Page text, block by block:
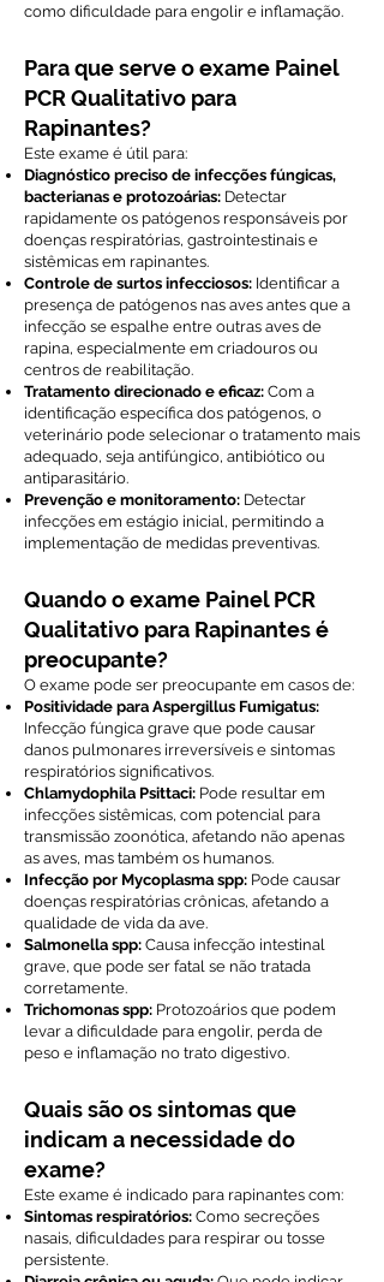
como dificuldade para engolir e inflamação.
Para que serve o exame Painel
PCR Qualitativo para
Rapinantes?
Este exame é útil para:
Diagnóstico preciso de infecções fúngicas,
bacterianas e protozoárias: Detectar
rapidamente os patógenos responsáveis por
doenças respiratórias, gastrointestinais e
sistêmicas em rapinantes.
Controle de surtos infecciosos: Identificar a
presença de patógenos nas aves antes que a
infecção se espalhe entre outras aves de
rapina, especialmente em criadouros ou
centros de reabilitação.
Tratamento direcionado e eficaz: Com a
identificação específica dos patógenos, o
veterinário pode selecionar o tratamento mais
adequado, seja antifúngico, antibiótico ou
antiparasitário.
Prevenção e monitoramento: Detectar
infecções em estágio inicial, permitindo a
implementação de medidas preventivas.
Quando o exame Painel PCR
Qualitativo para Rapinantes é
preocupante?
O exame pode ser preocupante em casos de:
Positividade para Aspergillus Fumigatus:
Infecção fúngica grave que pode causar
danos pulmonares irreversíveis e sintomas
respiratórios significativos.
Chlamydophila Psittaci: Pode resultar em
infecções sistêmicas, com potencial para
transmissão zoonótica, afetando não apenas
as aves, mas também os humanos.
Infecção por Mycoplasma spp: Pode causar
doenças respiratórias crônicas, afetando a
qualidade de vida da ave.
Salmonella spp: Causa infecção intestinal
grave, que pode ser fatal se não tratada
corretamente.
Trichomonas spp: Protozoários que podem
levar a dificuldade para engolir, perda de
peso e inflamação no trato digestivo.
Quais são os sintomas que
indicam a necessidade do
exame?
Este exame é indicado para rapinantes com:
Sintomas respiratórios: Como secreções
nasais, dificuldades para respirar ou tosse
persistente.